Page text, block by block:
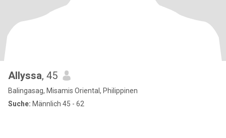
Allyssa, 45
Balingasag, Misamis Oriental, Philippinen
Suche: Männlich 45 - 62